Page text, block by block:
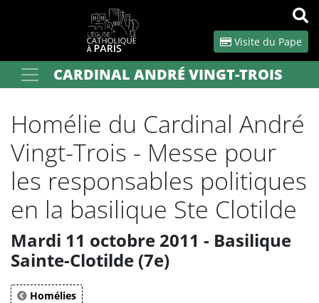
Visite du Pape
Votre recherche OK
CARDINAL ANDRÉ VINGT-TROIS
Homélie du Cardinal André
Vingt-Trois - Messe pour
les responsables politiques
en la basilique Ste Clotilde
Mardi 11 octobre 2011 - Basilique
Sainte-Clotilde (7e)
Homélies
Panneau de gestion des cookies